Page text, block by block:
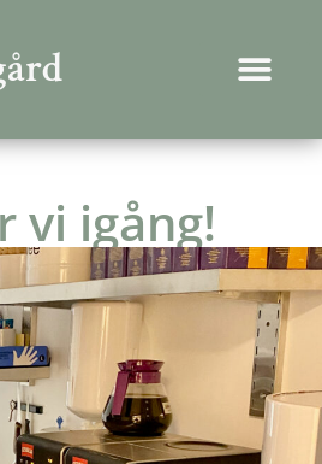
vi igång!